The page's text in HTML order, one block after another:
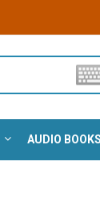
AUDIO BOOKS